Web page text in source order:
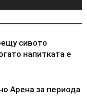
сивото
напитката е
Арена за периода